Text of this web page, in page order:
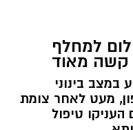
הלום למחלף
קשה מאוד
במצב בינוני
דרכים בכביש 4 לצפון, מעט לאחר צומת
טיפול